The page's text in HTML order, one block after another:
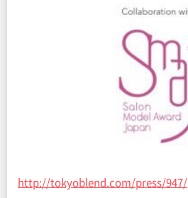
http://tokyoblend.com/press/947/